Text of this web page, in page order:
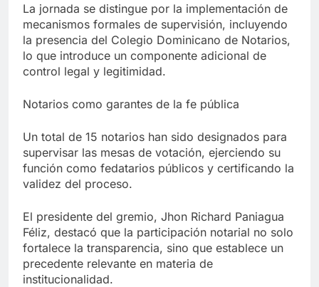
La jornada se distingue por la implementación de
mecanismos formales de supervisión, incluyendo
la presencia del Colegio Dominicano de Notarios,
lo que introduce un componente adicional de
control legal y legitimidad.
Notarios como garantes de la fe pública
Un total de 15 notarios han sido designados para
supervisar las mesas de votación, ejerciendo su
función como fedatarios públicos y certificando la
validez del proceso.
El presidente del gremio, Jhon Richard Paniagua
Féliz, destacó que la participación notarial no solo
fortalece la transparencia, sino que establece un
precedente relevante en materia de
institucionalidad.